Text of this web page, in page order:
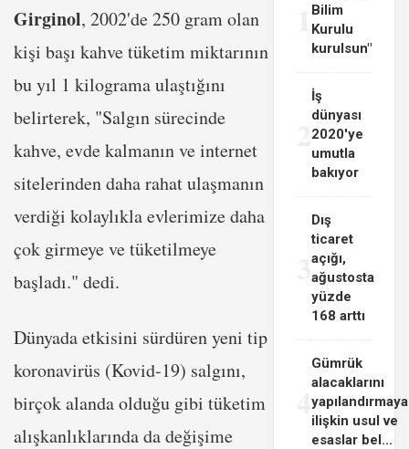
Girginol, 2002'de 250 gram olan
kişi başı kahve tüketim miktarının
bu yıl 1 kilograma ulaştığını
belirterek, "Salgın sürecinde
kahve, evde kalmanın ve internet
sitelerinden daha rahat ulaşmanın
verdiği kolaylıkla evlerimize daha
çok girmeye ve tüketilmeye
başladı." dedi.
​​​​​​​Dünyada etkisini sürdüren yeni tip
koronavirüs (Kovid-19) salgını,
birçok alanda olduğu gibi tüketim
alışkanlıklarında da değişime
Bilim
Kurulu
kurulsun"
İş
dünyası
2020'ye
umutla
bakıyor
3
Dış
ticaret
açığı,
ağustosta
yüzde
168 arttı
4
Gümrük
alacaklarını
yapılandırmaya
ilişkin usul ve
esaslar bel...